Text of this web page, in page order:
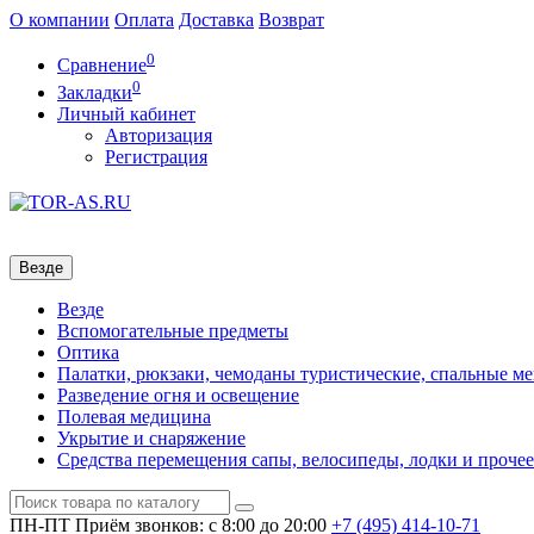
О компании Оплата Доставка Возврат
Сравнение0
Закладки0
Личный кабинет
Авторизация
Регистрация
Везде
Везде
Вспомогательные предметы
Оптика
Палатки, рюкзаки, чемоданы туристические, спальные
Разведение огня и освещение
Полевая медицина
Укрытие и снаряжение
Средства перемещения сапы, велосипеды, лодки и прочее
ПН-ПТ Приём звонков: с 8:00 до 20:00 +7 (495) 414-10-71